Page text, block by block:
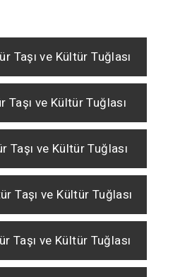
Taşı ve Kültür Tuğlası
Taşı ve Kültür Tuğlası
Taşı ve Kültür Tuğlası
Taşı ve Kültür Tuğlası
Taşı ve Kültür Tuğlası